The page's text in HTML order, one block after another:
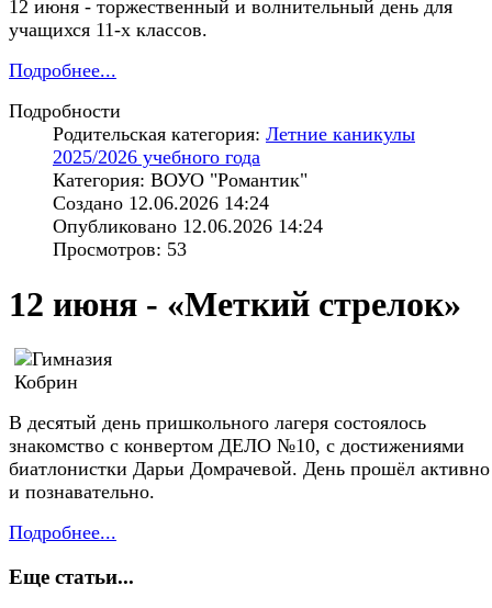
12 июня - торжественный и волнительный день для
учащихся 11-х классов.
Подробнее...
Подробности
Родительская категория: Летние каникулы
2025/2026 учебного года
Категория: ВОУО "Романтик"
Создано 12.06.2026 14:24
Опубликовано 12.06.2026 14:24
Просмотров: 53
12 июня - «Меткий стрелок»
В десятый день пришкольного лагеря состоялось
знакомство с конвертом ДЕЛО №10, с достижениями
биатлонистки Дарьи Домрачевой. День прошёл активно
и познавательно.
Подробнее...
Еще статьи...